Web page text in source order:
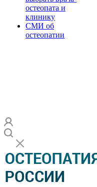
остеопата и
клинику
СМИ об
остеопатии